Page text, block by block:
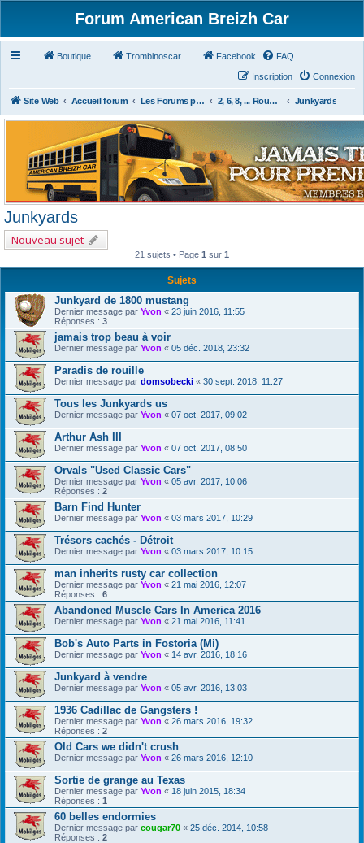
Forum American Breizh Car
Boutique Trombinoscar Facebook FAQ
Connexion
Inscription
Site Web Accueil forum Les Forums par Passion 2, 6, 8, ... Roues & Autres Junkyards
Junkyards
Nouveau sujet
21 sujets • Page 1 sur 1
Sujets
Junkyard de 1800 mustang
Dernier message par Yvon « 23 juin 2016, 11:55
Réponses : 3
jamais trop beau à voir
Dernier message par Yvon « 05 déc. 2018, 23:32
Paradis de rouille
Dernier message par domsobecki « 30 sept. 2018, 11:27
Tous les Junkyards us
Dernier message par Yvon « 07 oct. 2017, 09:02
Arthur Ash III
Dernier message par Yvon « 07 oct. 2017, 08:50
Orvals "Used Classic Cars"
Dernier message par Yvon « 05 avr. 2017, 10:06
Réponses : 2
Barn Find Hunter
Dernier message par Yvon « 03 mars 2017, 10:29
Trésors cachés - Détroit
Dernier message par Yvon « 03 mars 2017, 10:15
man inherits rusty car collection
Dernier message par Yvon « 21 mai 2016, 12:07
Réponses : 6
Abandoned Muscle Cars In America 2016
Dernier message par Yvon « 21 mai 2016, 11:41
Bob's Auto Parts in Fostoria (Mi)
Dernier message par Yvon « 14 avr. 2016, 18:16
Junkyard à vendre
Dernier message par Yvon « 05 avr. 2016, 13:03
1936 Cadillac de Gangsters !
Dernier message par Yvon « 26 mars 2016, 19:32
Réponses : 2
Old Cars we didn't crush
Dernier message par Yvon « 26 mars 2016, 12:10
Sortie de grange au Texas
Dernier message par Yvon « 18 juin 2015, 18:34
Réponses : 1
60 belles endormies
Dernier message par cougar70 « 25 déc. 2014, 10:58
Réponses : 2